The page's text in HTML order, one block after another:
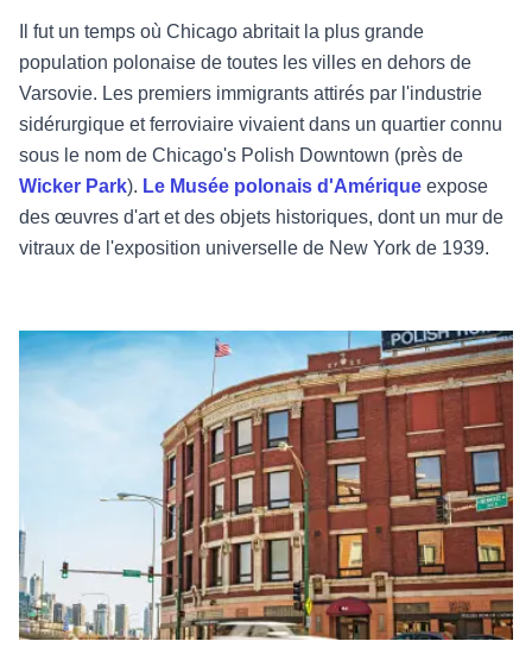
Il fut un temps où Chicago abritait la plus grande
population polonaise de toutes les villes en dehors de
Varsovie. Les premiers immigrants attirés par l'industrie
sidérurgique et ferroviaire vivaient dans un quartier connu
sous le nom de Chicago's Polish Downtown (près de
Wicker Park). Le Musée polonais d'Amérique expose
des œuvres d'art et des objets historiques, dont un mur de
vitraux de l'exposition universelle de New York de 1939.